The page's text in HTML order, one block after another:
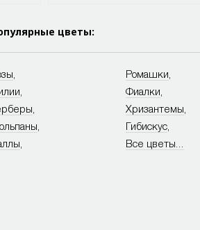
цветы:
Ромашки
Фиалки
Хризантемы
Гибискус,
Все цветы...